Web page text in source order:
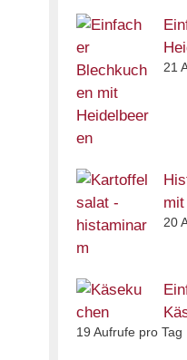
21
20
19 Aufrufe pro Tag